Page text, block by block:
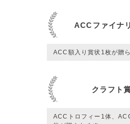
ACCファイナ
ACC額入り賞状1枚が贈ら
クラフト
ACCトロフィー1体、